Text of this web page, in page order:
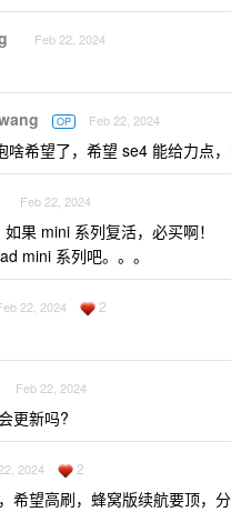
Feb 22, 2024
OP Feb 22, 2024
啥希望了，希望 se4 能给力点
Feb 22, 2024
果 mini 系列复活，必买啊！
mini 系列吧。。。
22, 2024 2
Feb 22, 2024
更新吗?
2024 2
希望高刷，蜂窝版续航要顶，